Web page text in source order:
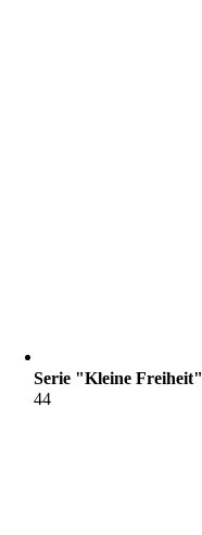
Serie "Kleine Freiheit"
44